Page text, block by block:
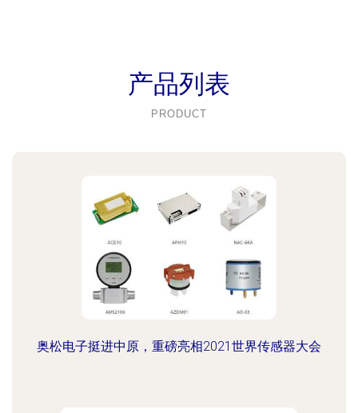
产品列表
PRODUCT
奥松电子挺进中原，重磅亮相2021世界传感器大会